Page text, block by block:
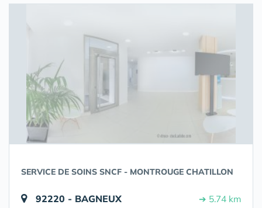
SERVICE DE SOINS SNCF - MONTROUGE CHATILLON
92220 - BAGNEUX ➔ 5.74 km